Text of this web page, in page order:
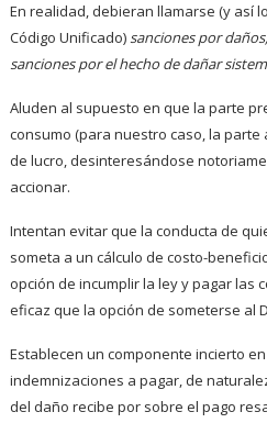
En realidad, debieran llamarse (y así
Código Unificado)sanciones por daños,
sanciones por el hecho de dañar
Aluden al supuesto en que la parte
consumo (para nuestro caso, la
de lucro, desinteresándose
accionar.
Intentan evitar que la conducta de
someta a un cálculo de costo-
opción de incumplir la ley y pagar las
eficaz que la opción de someterse al
Establecen un componente incierto
indemnizaciones a pagar, de
del daño recibe por sobre el pago